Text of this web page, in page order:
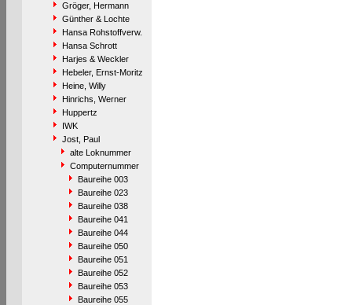
Gröger, Hermann
Günther & Lochte
Hansa Rohstoffverw.
Hansa Schrott
Harjes & Weckler
Hebeler, Ernst-Moritz
Heine, Willy
Hinrichs, Werner
Huppertz
IWK
Jost, Paul
alte Loknummer
Computernummer
Baureihe 003
Baureihe 023
Baureihe 038
Baureihe 041
Baureihe 044
Baureihe 050
Baureihe 051
Baureihe 052
Baureihe 053
Baureihe 055